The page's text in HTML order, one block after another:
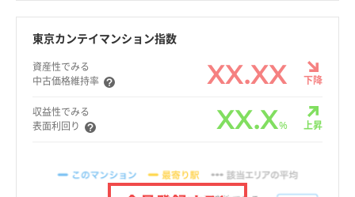
東京カンテイマンション指数
資産性でみる
中古価格維持率
XX.XX 下降
収益性でみる
表面利回り
XX.X% 上昇